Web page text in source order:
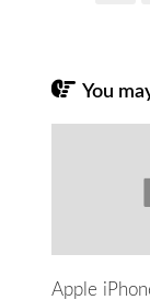
You
Apple